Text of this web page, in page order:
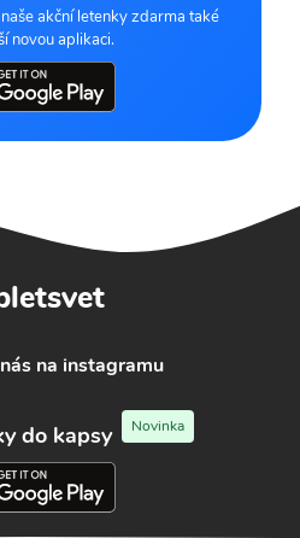
akční letenky zdarma také
novou aplikaci.
na instagramu
do kapsy Novinka